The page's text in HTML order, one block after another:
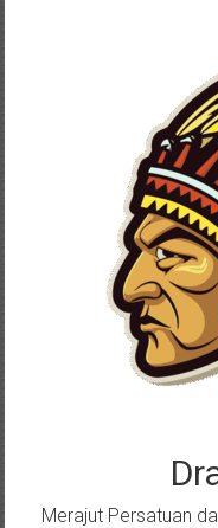
Merajut Persatuan